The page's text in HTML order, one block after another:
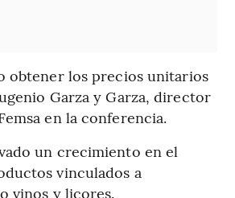
obtener los precios unitarios
Garza y Garza, director
en la conferencia.
un crecimiento en el
vinculados a
vinos y licores.